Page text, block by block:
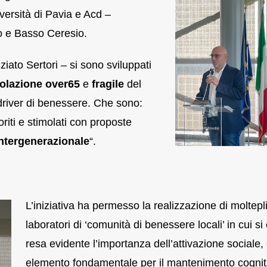
di Pavia e Acd –
e Basso Ceresio.
Sertori – si sono sviluppati
over65 e fragile del
di benessere. Che sono:
e stimolati con proposte
“.
L’iniziativa ha permesso la realizzazione di
laboratori di ‘comunità di benessere locali’ in cui si
resa evidente l’importanza dell’attivazione sociale,
elemento fondamentale per il mantenimento